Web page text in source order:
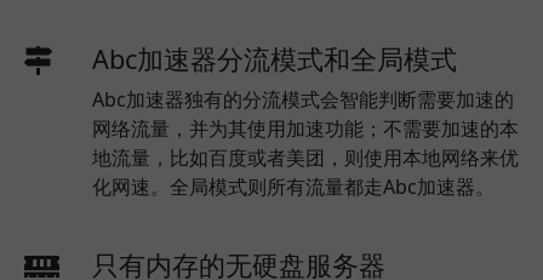
Abc加速器分流模式和全局模式
Abc加速器独有的分流模式会智能判断需要加速的
网络流量，并为其使用加速功能；不需要加速的本
地流量，比如百度或者美团，则使用本地网络来优
化网速。全局模式则所有流量都走Abc加速器。
只有内存的无硬盘服务器